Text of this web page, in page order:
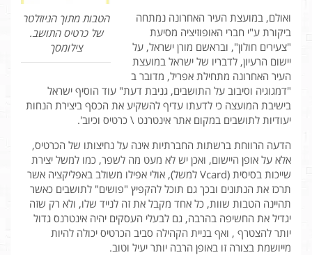
הטבות מתוך הניוזלטר
של כרטיס התושב.
צילומסך
ואולם, במועצת העיר האחרונה נמתחה
ביקורת ע"י חברי האופוזיציה מסיעת
"צעירים חולון", ובראשם מורן ישראל, על
יישום הרעיון, לדבריו של ישראל במועצת
העיר האחרונה מתחילת אפריל, מדובר ב
"דמגוגיה וסיבוב על התושבים, גניבת דעת" עוד הוסיף ישראל
בישיבת המועצה כי לדעתו עדיף להשקיע את הכסף ביצירת הנחות
יעודיות לתושבים במקום אתר אינטרנט \ כרטיס וכיוב'.
הדעה הרווחת ברשתות החברתיות אינה על נחיצותו של הכרטיס,
אלא על אופן היישום, ואכן יש לא מעט מה לשפר, כמו למשל יצירת
שייכות בסיסית (Vcard למשל), אולי אפילו משולב באפליקציה אשר
תרכז את הנתונים ובכך גם תוכל להקפיץ "פושים" לתושבים כאשר
תהיינה הטבות שוות, כל אחד מקבל את זה לנייד שלו, ולא רק שזה
יגדיל את החשיפה בהרבה, גם לבעלי העסקים יהיה אינטרנס גדול
יותר להצטרף , ואף בניית הקהילה סביב הכרטיס יכולה להיות
מייושמת בצורה זו באופן הרבה יותר יעיל וטוב.